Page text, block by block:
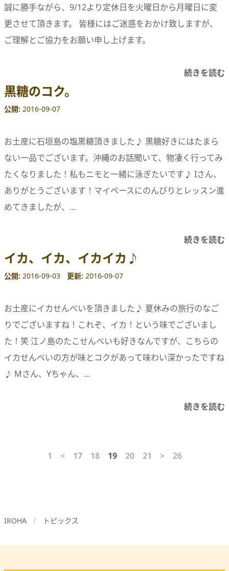
IROHA トピックス
誠に勝手ながら、9/12より定休日を火曜日から月曜日に変
更させて頂きます。 皆様にはご迷惑をおかけ致しますが、
ご理解とご協力をお願い申し上げます。
続きを読む
黒糖のコク。
公開 2016-09-07
お土産に石垣島の塩黒糖頂きました♪ 黒糖好きにはたまら
ない一品でございます。沖縄のお話聞いて、物凄く行ってみ
たくなりました！私もニモと一緒に泳ぎたいです♪ Iさん、
ありがとうございます！マイペースにのんびりとレッスン進
めてきましたが、…
続きを読む
イカ、イカ、イカイカ♪
公開 2016-09-03 更新 2016-09-07
お土産にイカせんべいを頂きました♪ 夏休みの旅行のなご
りでございますね！これぞ、イカ！という味でございまし
た！笑 江ノ島のたこせんべいも好きなんですが、こちらの
イカせんべいの方が味とコクがあって味わい深かったですね
♪ Mさん、Yちゃん、…
続きを読む
<
1 17 18 19 20 21 26
>